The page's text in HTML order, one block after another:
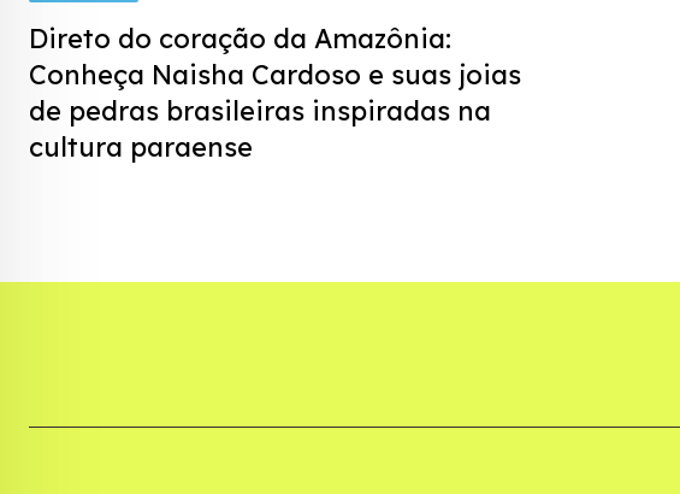
Direto do coração da Amazônia:
Conheça Naisha Cardoso e suas joias
de pedras brasileiras inspiradas na
cultura paraense